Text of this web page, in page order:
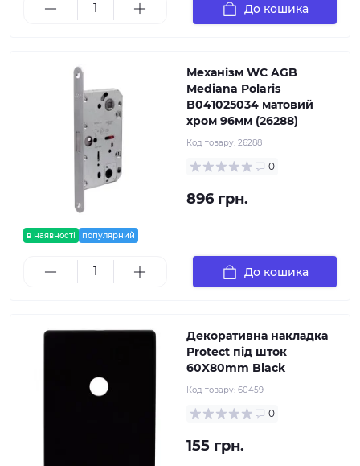
До кошика
в наявності популярний
Механізм WC AGB
Mediana Polaris
B041025034 матовий
хром 96мм (26288)
Код товару: 26288
0
896 грн.
До кошика
Декоративна накладка
Protect під шток
60X80mm Black
Код товару: 60459
0
155 грн.